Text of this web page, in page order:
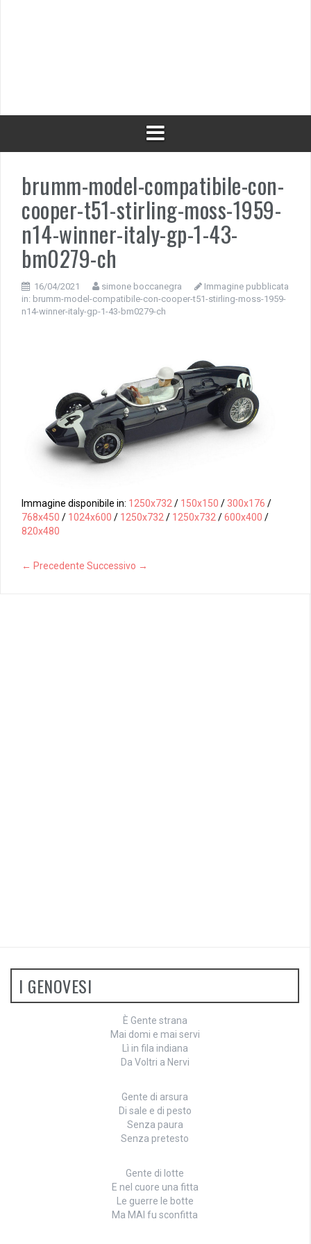
brumm-model-compatibile-con-
cooper-t51-stirling-moss-1959-
n14-winner-italy-gp-1-43-
bm0279-ch
16/04/2021 simone boccanegra
Immagine pubblicata
in: brumm-model-compatibile-con-cooper-t51-stirling-moss-1959-
n14-winner-italy-gp-1-43-bm0279-ch
Immagine disponibile in: 1250x732/ 150x150 / 300x176 /
768x450 / 1024x600 / 1250x732/ 1250x732/600x400 /
820x480
← Precedente Successivo →
I GENOVESI
È Gente strana
Mai domi e mai servi
Lì in fila indiana
Da Voltri a Nervi
Gente di arsura
Di sale e di pesto
Senza paura
Senza pretesto
Gente di lotte
E nel cuore una fitta
Le guerre le botte
Ma MAI fu sconfitta